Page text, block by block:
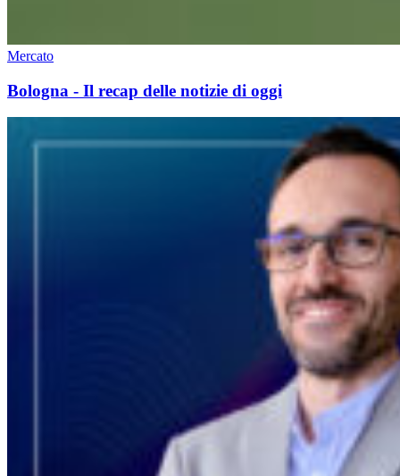
Mercato
Bologna - Il recap delle notizie di oggi